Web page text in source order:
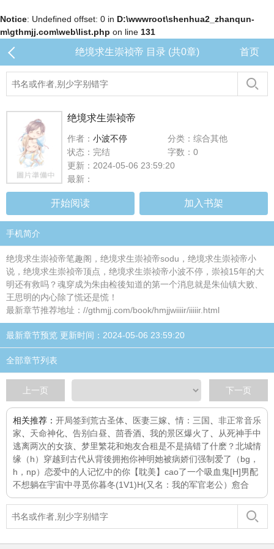
Notice: Undefined offset: 0 in D:\wwwroot\shenhua2_zhanqun-
m\gthmjj.com\web\list.php on line 131
绝境求生崇祯帝 目录 (共0章) 首页
绝境求生崇祯帝
作者： 小波不停
分类：综合其他
状态：完结
字数：0
更新：2024-05-06 23:59:20
最新：
开始阅读 加入书架
手机简介
绝境求生崇祯帝笔趣阁，绝境求生崇祯帝sodu，绝境求生崇祯帝小
说，绝境求生崇祯帝顶点，绝境求生崇祯帝小波不停，崇祯15年的大
明还有救吗？魂穿成为朱由检後知道的第一个消息就是朱仙镇大败、
王思明的内心除了慌还是慌！
最新章节推荐地址：//gthmjj.com/book/hmjjwiiiir/iiiiir.html
最新章节预览 更新时间：2024-05-06 23:59:20
全部章节列表
上一页 下一页
相关推荐： 开局签到荒古圣体 医妻三嫁 、情：三国
非正常音乐
家
天命神化 告别白昼 茴香酒 我的景区爆火了
从死神手中
逃离两次的女孩
梦里繁花和炮友合租是不是搞错了什麽？北城情
缘（h） 穿越到古代从背後拥抱你神明她被病娇们强制爱了（bg，
h，np） 恋爱中的人记忆中的你 【耽美】cao了一个吸血鬼[H]男配
不想躺在宇宙中寻觅你暮冬(1V1)H(又名：我的军官老公） 愈合